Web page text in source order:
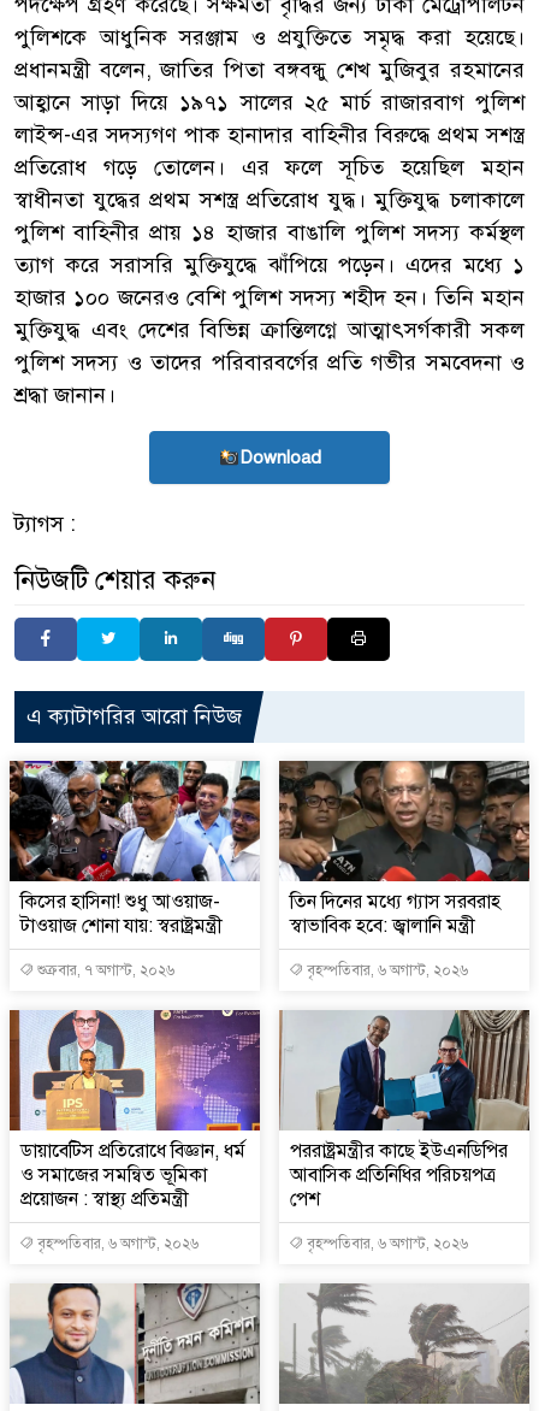
পুলিশকে আধুনিক সরঞ্জাম ও প্রযুক্তিতে সমৃদ্ধ করা হয়েছে।
প্রধানমন্ত্রী বলেন, জাতির পিতা বঙ্গবন্ধু শেখ মুজিবুর রহমানের
আহ্বানে সাড়া দিয়ে ১৯৭১ সালের ২৫ মার্চ রাজারবাগ পুলিশ
লাইন্স-এর সদস্যগণ পাক হানাদার বাহিনীর বিরুদ্ধে প্রথম সশস্ত্র
প্রতিরোধ গড়ে তোলেন। এর ফলে সূচিত হয়েছিল মহান
স্বাধীনতা যুদ্ধের প্রথম সশস্ত্র প্রতিরোধ যুদ্ধ। মুক্তিযুদ্ধ চলাকালে
পুলিশ বাহিনীর প্রায় ১৪ হাজার বাঙালি পুলিশ সদস্য কর্মস্থল
ত্যাগ করে সরাসরি মুক্তিযুদ্ধে ঝাঁপিয়ে পড়েন। এদের মধ্যে ১
হাজার ১০০ জনেরও বেশি পুলিশ সদস্য শহীদ হন। তিনি মহান
মুক্তিযুদ্ধ এবং দেশের বিভিন্ন ক্রান্তিলগ্নে আত্মাৎসর্গকারী সকল
পুলিশ সদস্য ও তাদের পরিবারবর্গের প্রতি গভীর সমবেদনা ও
শ্রদ্ধা জানান।
Download
ট্যাগস :
নিউজটি শেয়ার করুন
এ ক্যাটাগরির আরো নিউজ
কিসের হাসিনা! শুধু আওয়াজ-
টাওয়াজ শোনা যায়: স্বরাষ্ট্রমন্ত্রী
শুক্রবার, ৭ অগাস্ট, ২০২৬
তিন দিনের মধ্যে গ্যাস সরবরাহ
স্বাভাবিক হবে: জ্বালানি মন্ত্রী
বৃহস্পতিবার, ৬ অগাস্ট, ২০২৬
ডায়াবেটিস প্রতিরোধে বিজ্ঞান, ধর্ম
ও সমাজের সমন্বিত ভূমিকা
প্রয়োজন : স্বাস্থ্য প্রতিমন্ত্রী
বৃহস্পতিবার, ৬ অগাস্ট, ২০২৬
পররাষ্ট্রমন্ত্রীর কা‌ছে ইউএনডিপির
আবাসিক প্রতিনিধির পরিচয়পত্র
পেশ
বৃহস্পতিবার, ৬ অগাস্ট, ২০২৬